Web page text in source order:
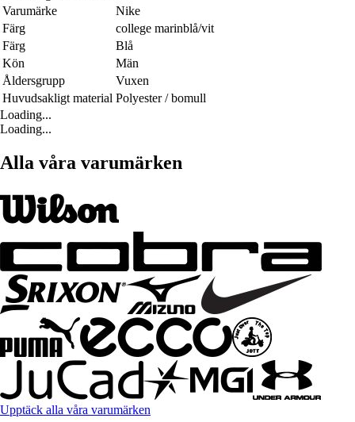
Varumärke
Nike
Färg
college marinblå/vit
Färg
Blå
Kön
Män
Åldersgrupp
Vuxen
Huvudsakligt material Polyester / bomull
Loading...
Loading...
Alla våra varumärken
Upptäck alla våra varumärken